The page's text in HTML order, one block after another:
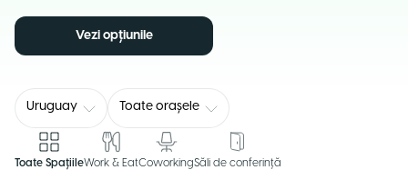
Vezi opțiunile
Uruguay Toate orașele
Toate SpațiileWork & EatCoworkingSăli de conferință